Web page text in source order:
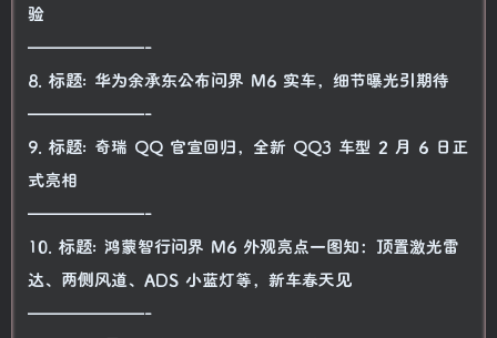
验
———————-
8. 标题: 华为余承东公布问界 M6 实车，细节曝光引期待
———————-
9. 标题: 奇瑞 QQ 官宣回归，全新 QQ3 车型 2 月 6 日正
式亮相
———————-
10. 标题: 鸿蒙智行问界 M6 外观亮点一图知：顶置激光雷
达、两侧风道、ADS 小蓝灯等，新车春天见
———————-